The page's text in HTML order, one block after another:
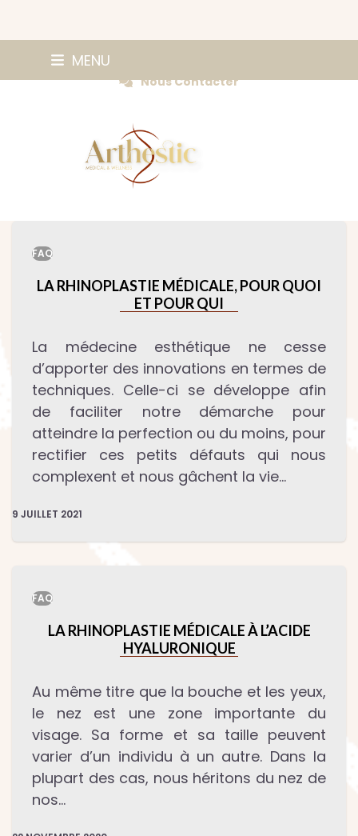
MENU
Nous Contacter
FAQ
LA RHINOPLASTIE MÉDICALE, POUR QUOI
ET POUR QUI
La médecine esthétique ne cesse
d’apporter des innovations en termes de
techniques. Celle-ci se développe afin
de faciliter notre démarche pour
atteindre la perfection ou du moins, pour
rectifier ces petits défauts qui nous
complexent et nous gâchent la vie…
9 JUILLET 2021
FAQ
LA RHINOPLASTIE MÉDICALE À L’ACIDE
HYALURONIQUE
Au même titre que la bouche et les yeux,
le nez est une zone importante du
visage. Sa forme et sa taille peuvent
varier d’un individu à un autre. Dans la
plupart des cas, nous héritons du nez de
nos…